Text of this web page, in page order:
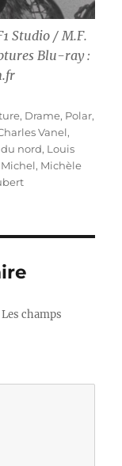
Studio / M.F.
Blu-ray :
, Drame, Polar,
Vanel,
nord, Louis
, Michèle
Les champs